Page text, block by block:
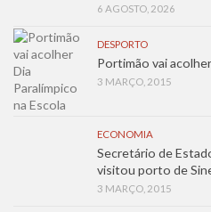
6 AGOSTO, 2026
DESPORTO
Portimão vai
3 MARÇO, 2015
ECONOMIA
Secretário de
visitou porto de
3 MARÇO, 2015